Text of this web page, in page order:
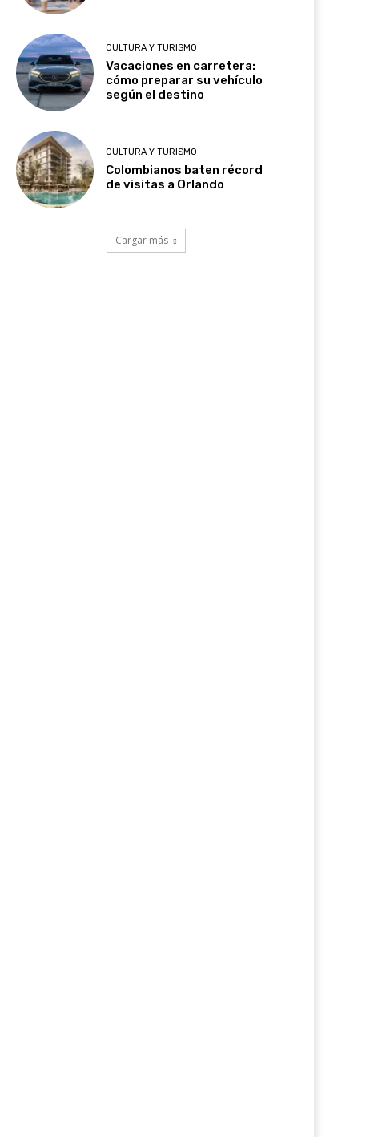
CULTURA Y TURISMO
Vacaciones en carretera:
cómo preparar su vehículo
según el destino
CULTURA Y TURISMO
Colombianos baten récord
de visitas a Orlando
Cargar más